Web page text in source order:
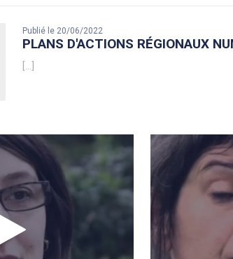
Publié le 20/06/2022
PLANS D'ACTIONS RÉGIONAUX